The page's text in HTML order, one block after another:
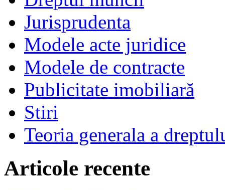
Jurisprudenta
Modele acte juridice
Modele de contracte
Publicitate imobiliară
Stiri
Teoria generala a
Articole recente